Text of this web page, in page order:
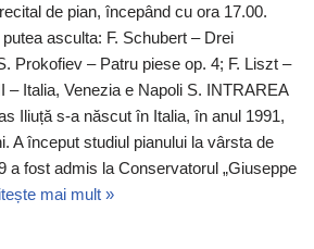
de pian, începând cu ora 17.00.
asculta: F. Schubert – Drei
Prokofiev – Patru piese op. 4; F. Liszt –
– Italia, Venezia e Napoli S. INTRAREA
Iliuță s-a născut în Italia, în anul 1991,
A început studiul pianului la vârsta de
a fost admis la Conservatorul „Giuseppe
mai mult »